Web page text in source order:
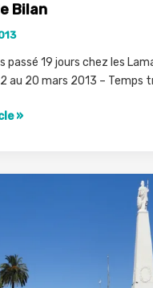
Bilan
passé 19 jours chez les
au 20 mars 2013 – Temps
»